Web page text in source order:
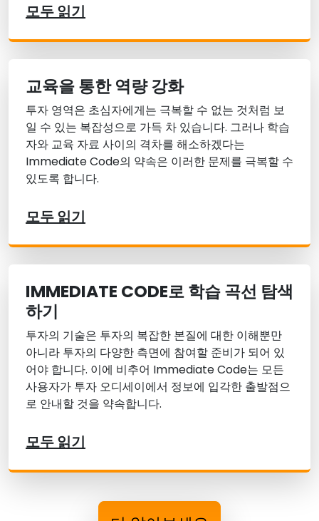
모두 읽기
교육을 통한 역량 강화
투자 영역은 초심자에게는 극복할 수 없는 것처럼 보
일 수 있는 복잡성으로 가득 차 있습니다. 그러나 학습
자와 교육 자료 사이의 격차를 해소하겠다는
Immediate Code의 약속은 이러한 문제를 극복할 수
있도록 합니다.
모두 읽기
IMMEDIATE CODE로 학습 곡선 탐색
하기
투자의 기술은 투자의 복잡한 본질에 대한 이해뿐만
아니라 투자의 다양한 측면에 참여할 준비가 되어 있
어야 합니다. 이에 비추어 Immediate Code는 모든
사용자가 투자 오디세이에서 정보에 입각한 출발점으
로 안내할 것을 약속합니다.
모두 읽기